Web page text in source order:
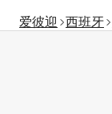
爱彼迎 西班牙